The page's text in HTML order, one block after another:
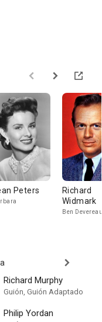
Peters
Richard
Widmark
Ben
Richard Murphy
Guión, Guión Adaptado
Philip Yordan